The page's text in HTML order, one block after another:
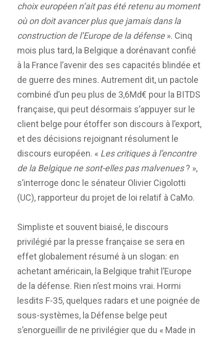
choix européen n’ait pas été retenu au moment
où on doit avancer plus que jamais dans la
construction de l’Europe de la défense». Cinq
mois plus tard, la Belgique a dorénavant confié
à la France l’avenir des ses capacités blindée et
de guerre des mines. Autrement dit, un pactole
combiné d’un peu plus de 3,6Md€ pour la BITDS
française, qui peut désormais s’appuyer sur le
client belge pour étoffer son discours à l’export,
et des décisions rejoignant résolument le
discours européen. « Les critiques à l’encontre
de la Belgique ne sont-elles pas malvenues? »,
s’interroge donc le sénateur Olivier Cigolotti
(UC), rapporteur du projet de loi relatif à CaMo.
Simpliste et souvent biaisé, le discours
privilégié par la presse française se sera en
effet globalement résumé à un slogan: en
achetant américain, la Belgique trahit l’Europe
de la défense. Rien n’est moins vrai. Hormi
lesdits F-35, quelques radars et une poignée de
sous-systèmes, la Défense belge peut
s’enorgueillir de ne privilégier que du « Made in